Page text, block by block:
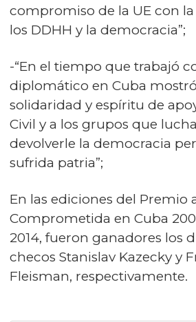
compromiso de la UE con
los DDHH y la democracia”;
-“En el tiempo que trabajó
diplomático en Cuba
solidaridad y espíritu de
Civil y a los grupos que
devolverle la democracia
sufrida patria”;
En las ediciones del Premio
Comprometida en Cuba
2014, fueron ganadores los
checos Stanislav Kazecky y
Fleisman, respectivamente.